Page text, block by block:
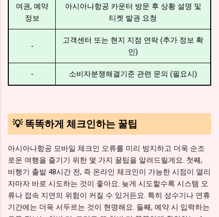
여권, 예약
정보
아시아나항공 카운터 방문 후 상황 설명 및
티켓 발권 요청
-
고객센터 또는 현지 지점 연락 (추가 정보 확
인)
- 소비자분쟁해결기준 관련 문의 (필요시)
💡 똑똑하게 체크인하는 꿀팁
아시아나항공 모바일 체크인 오류를 미리 방지하고 더욱 순조
로운 여행을 즐기기 위한 몇 가지 꿀팁을 알려드릴게요. 첫째,
비행기 출발 48시간 전, 즉 온라인 체크인이 가능한 시점이 열리
자마자 바로 시도하는 것이 좋아요. 늦게 시도할수록 시스템 오
류나 접속 지연의 위험이 커질 수 있거든요. 특히 성수기나 연휴
기간에는 더욱 서두르는 것이 현명해요. 둘째, 예약 시 입력하는